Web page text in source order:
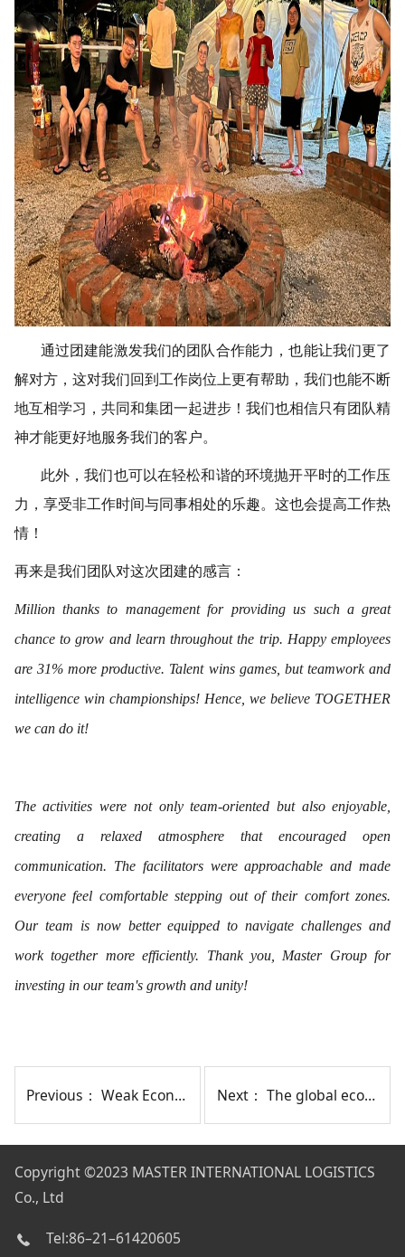
通过团建能激发我们的团队合作能力，也能让我们更了
解对方，这对我们回到工作岗位上更有帮助，我们也能不断
地互相学习，共同和集团一起进步！我们也相信只有团队精
神才能更好地服务我们的客户。
此外，我们也可以在轻松和谐的环境抛开平时的工作压
力，享受非工作时间与同事相处的乐趣。这也会提高工作热
情！
再来是我们团队对这次团建的感言：
Million thanks to management for providing us such a great
chance to grow and learn throughout the trip. Happy employees
are 31% more productive. Talent wins games, but teamwork and
intelligence win championships! Hence, we believe TOGETHER
we can do it!
The activities were not only team-oriented but also enjoyable,
creating a relaxed atmosphere that encouraged open
communication. The facilitators were approachable and made
everyone feel comfortable stepping out of their comfort zones.
Our team is now better equipped to navigate challenges and
work together more efficiently. Thank you, Master Group for
investing in our team's growth and unity!
Previous：Weak Economic Growth in Europe! UK May Face Negative Growth! Next： The global economic and trade friction index remained at a high level in August
Copyright©2023 MASTER INTERNATIONAL LOGISTICS
Co., Ltd
Tel:86–21–61420605